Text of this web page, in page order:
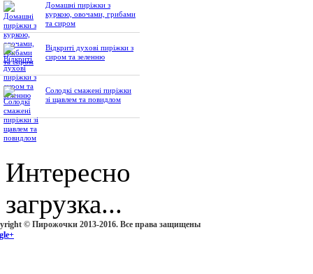
Домашні пиріжки з
куркою, овочами, грибами
та сиром
Відкриті духові пиріжки з
сиром та зеленню
Солодкі смажені пиріжки
зі щавлем та повидлом
Интересно
загрузка...
© Пирожочки 2013-2016. Все права защищены